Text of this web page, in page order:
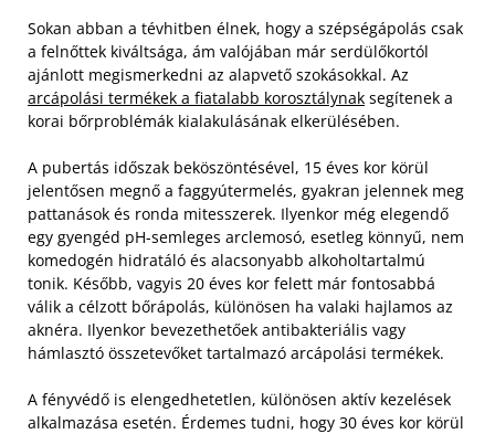
Sokan abban a tévhitben élnek, hogy a szépségápolás csak
a felnőttek kiváltsága, ám valójában már serdülőkortól
ajánlott megismerkedni az alapvető szokásokkal. Az
arcápolási termékek a fiatalabb korosztálynak segítenek a
korai bőrproblémák kialakulásának elkerülésében.
A pubertás időszak beköszöntésével, 15 éves kor körül
jelentősen megnő a faggyútermelés, gyakran jelennek meg
pattanások és ronda mitesszerek. Ilyenkor még elegendő
egy gyengéd pH-semleges arclemosó, esetleg könnyű, nem
komedogén hidratáló és alacsonyabb alkoholtartalmú
tonik. Később, vagyis 20 éves kor felett már fontosabbá
válik a célzott bőrápolás, különösen ha valaki hajlamos az
aknéra. Ilyenkor bevezethetőek antibakteriális vagy
hámlasztó összetevőket tartalmazó arcápolási termékek.
A fényvédő is elengedhetetlen, különösen aktív kezelések
alkalmazása esetén. Érdemes tudni, hogy 30 éves kor körül